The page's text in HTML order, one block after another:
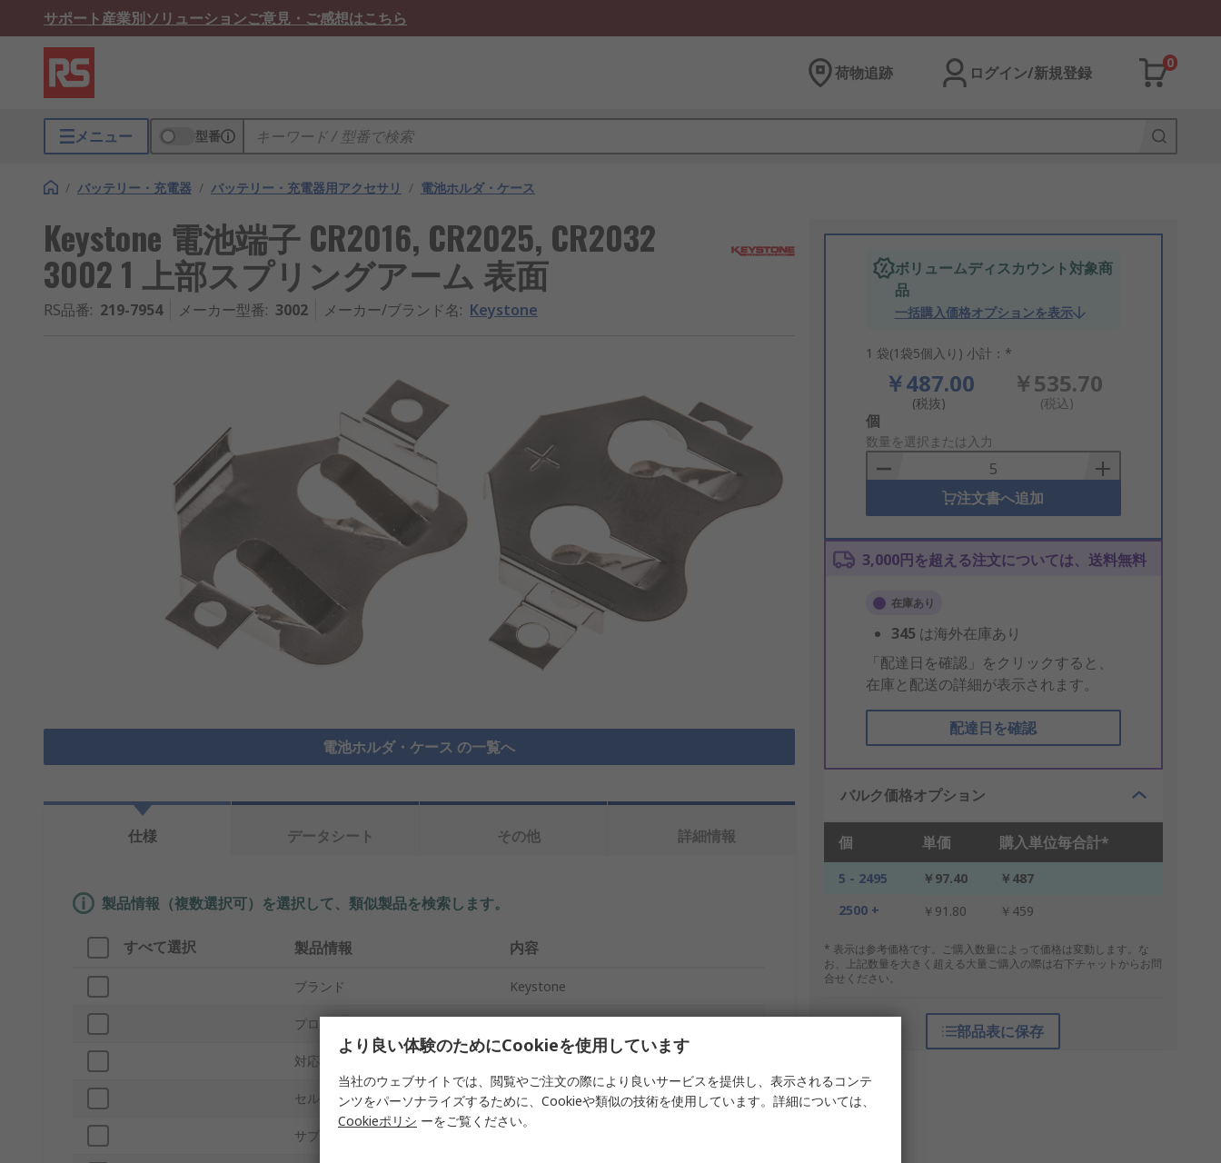
サポート産業別ソリューションご意見・ご感想はこちら
荷物追跡 ログイン/新規登録
0
メニュー 型番
/ バッテリー・充電器 / バッテリー・充電器用アクセサリ / 電池ホルダ・ケース
Keystone 電池端子 CR2016, CR2025, CR2032
3002 1 上部スプリングアーム 表面
RS品番: 219-7954 メーカー型番: 3002 メーカー/ブランド名: Keystone
電池ホルダ・ケース の一覧へ
ボリュームディスカウント対象商
品
一括購入価格オプションを表示
1 袋(1袋5個入り) 小計：*
￥487.00
(税抜)
￥535.70
(税込)
Add
to
Basket
個
数量を選択または入力
注文書へ追加
3,000円を超える注文については、送料無料
在庫あり
345 は海外在庫あり
「配達日を確認」をクリックすると、
在庫と配送の詳細が表示されます。
配達日を確認
バルク価格オプション
個 単価 購入単位毎合計*
5 - 2495 ￥97.40
￥487
2500 +
￥91.80 ￥459
* 表示は参考価格です。ご購入数量によって価格は変動します。な
お、上記数量を大きく超える大量ご購入の際は右下チャットからお問
合せください。
部品表に保存
仕様 データシート その他 詳細情報
製品情報（複数選択可）を選択して、類似製品を検索します。
すべて選択 製品情報 内容
ブランド Keystone
プロダクトタイプ
対応バッテリサイズ
セルの数 1
サブタイプ
より良い体験のためにCookieを使用しています
当社のウェブサイトでは、閲覧やご注文の際により良いサービスを提供し、表示されるコンテ
ンツをパーソナライズするために、Cookieや類似の技術を使用しています。詳細については、
Cookieポリシ ーをご覧ください。